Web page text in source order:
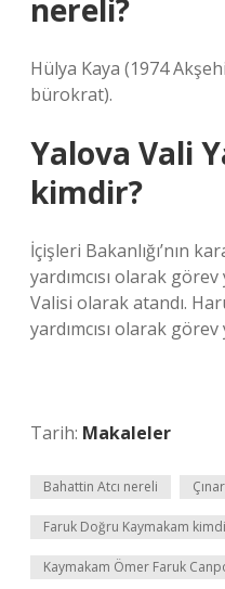
nereli?
Hülya Kaya (1974
bürokrat).
Yalova Vali
kimdir?
İçişleri Bakanlığı’nın
yardımcısı olarak
Valisi olarak atandı.
yardımcısı olarak görev
Tarih: Makaleler
Bahattin Atcı nereli
Faruk Doğru Kaymakam
Kaymakam Ömer Faruk